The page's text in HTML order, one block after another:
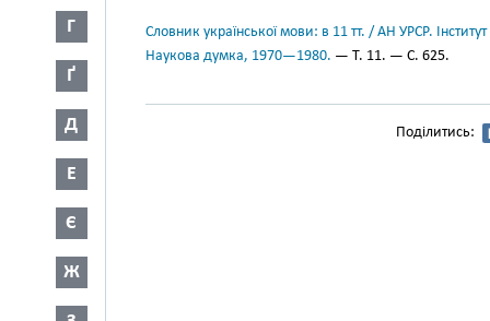
Г
Ґ
Д
Е
Є
Ж
Словник української мови: в 11 тт. / АН УРСР.
Наукова думка, 1970—1980. — Т. 11. — С. 625.
Поділитись: